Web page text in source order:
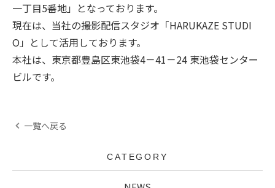
一丁目5番地」となっております。
現在は、当社の撮影配信スタジオ「HARUKAZE STUDI
O」として活用しております。
本社は、東京都豊島区東池袋4－41－24 東池袋センター
ビルです。
一覧へ戻る
CATEGORY